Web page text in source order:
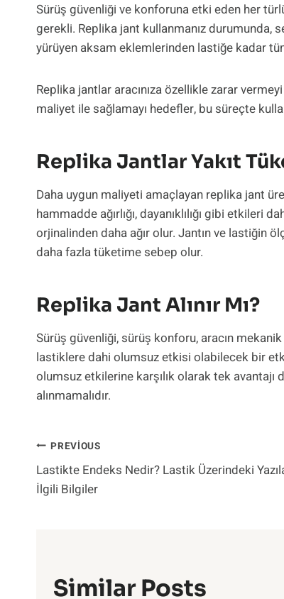
Sürüş güvenliği ve konforuna etki eden her
gerekli. Replika jant kullanmanız
yürüyen aksam eklemlerinden lastiğe kadar
Replika jantlar aracınıza özellikle zarar
maliyet ile sağlamayı hedefler, bu süreçte
Replika Jantlar Yakıt
Daha uygun maliyeti amaçlayan replika jant
hammadde ağırlığı, dayanıklılığı gibi etkileri
orjinalinden daha ağır olur. Jantın ve lastiğin
daha fazla tüketime sebep olur.
Replika Jant Alınır Mı?
Sürüş güvenliği, sürüş konforu, aracın
lastiklere dahi olumsuz etkisi olabilecek bir
olumsuz etkilerine karşılık olarak tek
alınmamalıdır.
Yazı
Gezinmesi
PREVIOUS
Lastikte Endeks Nedir? Lastik Üzerindeki
İlgili Bilgiler
Similar Posts